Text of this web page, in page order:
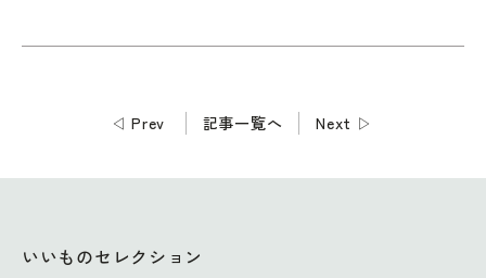
◁Prev 記事一覧へ Next ▷
いいものセレクション